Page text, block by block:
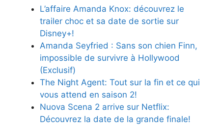
L’affaire Amanda Knox: découvrez le
trailer choc et sa date de sortie sur
Disney+!
Amanda Seyfried : Sans son chien Finn,
impossible de survivre à Hollywood
(Exclusif)
The Night Agent: Tout sur la fin et ce qui
vous attend en saison 2!
Nuova Scena 2 arrive sur Netflix:
Découvrez la date de la grande finale!